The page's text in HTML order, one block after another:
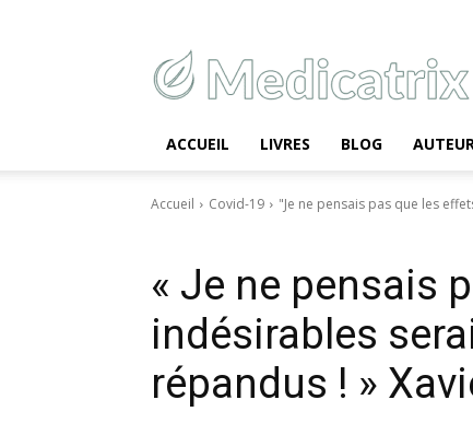
ACCUEIL LIVRES BLOG
Accueil Covid-19 "Je ne pensais pas que les
« Je ne pensais
indésirables
répandus ! »